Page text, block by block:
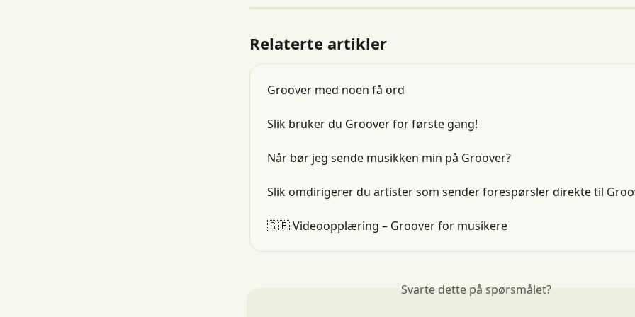
Relaterte artikler
Groover med noen få ord
Slik bruker du Groover for første gang!
Når bør jeg sende musikken min på Groover?
Slik omdirigerer du artister som sender forespørsler direkte til
🇬🇧 Videoopplæring – Groover for musikere
Svarte dette på spørsmålet?